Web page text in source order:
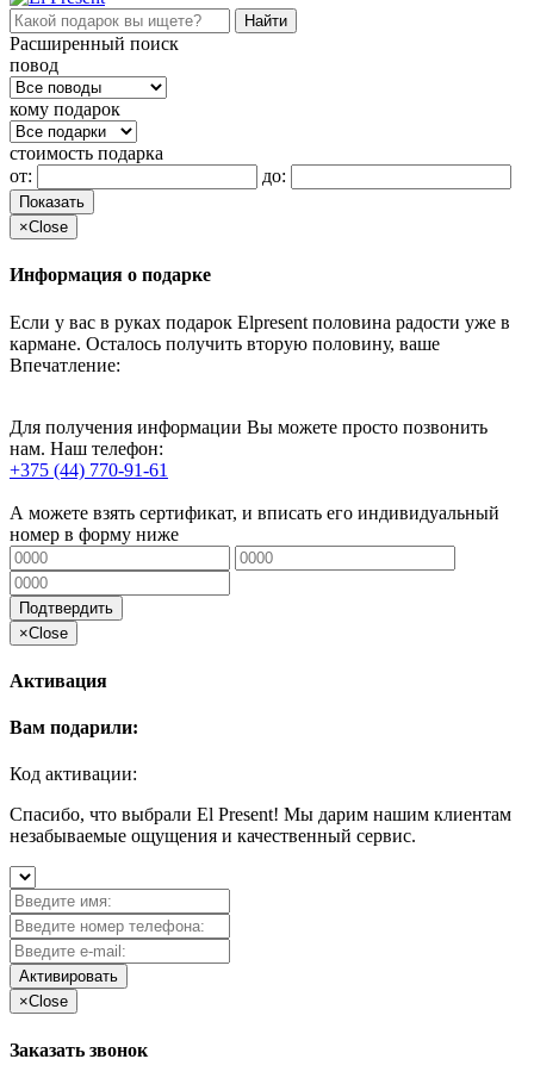
Расширенный поиск
повод
кому подарок
стоимость подарка
от:
до:
Показать
×Close
Информация о подарке
Если у вас в руках подарок Elpresent половина радости уже в
кармане. Осталось получить вторую половину, ваше
Впечатление:
Для получения информации Вы можете просто позвонить
нам. Наш телефон:
+375 (44) 770-91-61
А можете взять сертификат, и вписать его индивидуальный
номер в форму ниже
Подтвердить
×Close
Активация
Вам подарили:
Код активации:
Спасибо, что выбрали El Present! Мы дарим нашим клиентам
незабываемые ощущения и качественный сервис.
Активировать
×Close
Заказать звонок